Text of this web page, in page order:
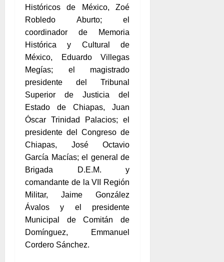
Históricos de México, Zoé
Robledo Aburto; el
coordinador de Memoria
Histórica y Cultural de
México, Eduardo Villegas
Megías; el magistrado
presidente del Tribunal
Superior de Justicia del
Estado de Chiapas, Juan
Óscar Trinidad Palacios; el
presidente del Congreso de
Chiapas, José Octavio
García Macías; el general de
Brigada D.E.M. y
comandante de la VII Región
Militar, Jaime González
Ávalos y el presidente
Municipal de Comitán de
Domínguez, Emmanuel
Cordero Sánchez.